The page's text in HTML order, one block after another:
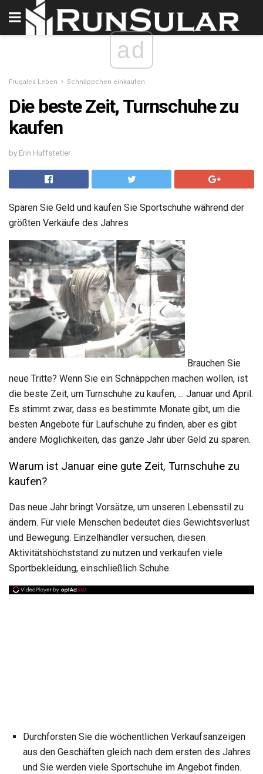
ad
Frugales Leben Schnäppchen einkaufen
Die beste Zeit, Turnschuhe zu
kaufen
by Erin Huffstetler
Sparen Sie Geld und kaufen Sie Sportschuhe während der
größten Verkäufe des Jahres
Brauchen Sie
neue Tritte? Wenn Sie ein Schnäppchen machen wollen, ist
die beste Zeit, um Turnschuhe zu kaufen, ... Januar und April.
Es stimmt zwar, dass es bestimmte Monate gibt, um die
besten Angebote für Laufschuhe zu finden, aber es gibt
andere Möglichkeiten, das ganze Jahr über Geld zu sparen.
Warum ist Januar eine gute Zeit, Turnschuhe zu
kaufen?
Das neue Jahr bringt Vorsätze, um unseren Lebensstil zu
ändern. Für viele Menschen bedeutet dies Gewichtsverlust
und Bewegung. Einzelhändler versuchen, diesen
Aktivitätshöchststand zu nutzen und verkaufen viele
Sportbekleidung, einschließlich Schuhe.
Durchforsten Sie die wöchentlichen Verkaufsanzeigen
aus den Geschäften gleich nach dem ersten des Jahres
und Sie werden viele Sportschuhe im Angebot finden.